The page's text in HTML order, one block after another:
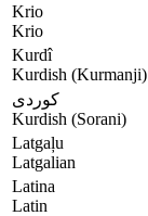
Krio
Krio
Kurdî
Kurdish (Kurmanji)
کوردی
Kurdish (Sorani)
Latgaļu
Latgalian
Latina
Latin